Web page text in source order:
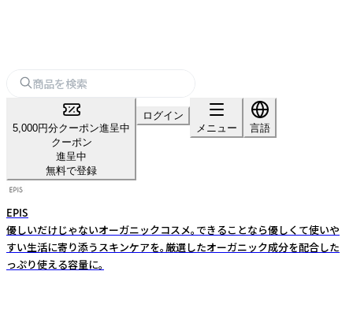
5,000円分クーポン進呈中
クーポン
進呈中
無料で登録
ログイン
メニュー
言語
EPIS
優しいだけじゃないオーガニックコスメ。できることなら優しくて使いや
すい生活に寄り添うスキンケアを。厳選したオーガニック成分を配合した
っぷり使える容量に。